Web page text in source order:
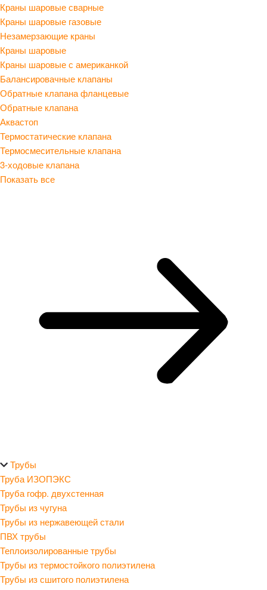
Краны шаровые сварные
Краны шаровые газовые
Незамерзающие краны
Краны шаровые
Краны шаровые с американкой
Балансировачные клапаны
Обратные клапана фланцевые
Обратные клапана
Аквастоп
Термостатические клапана
Термосмесительные клапана
3-ходовые клапана
Показать все
Трубы
Труба ИЗОПЭКС
Труба гофр. двухстенная
Трубы из чугуна
Трубы из нержавеющей стали
ПВХ трубы
Теплоизолированные трубы
Трубы из термостойкого полиэтилена
Трубы из сшитого полиэтилена